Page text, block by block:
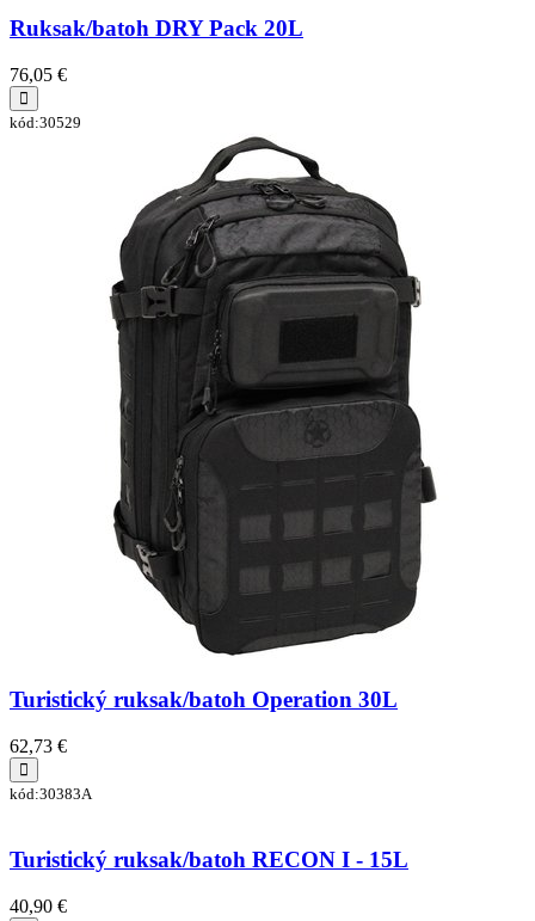
Ruksak/batoh DRY Pack 20L
76,05 €
kód:30529
Turistický ruksak/batoh Operation 30L
62,73 €
kód:30383A
Turistický ruksak/batoh RECON I - 15L
40,90 €